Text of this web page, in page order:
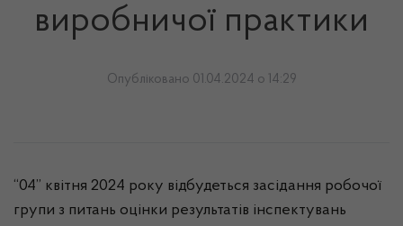
виробничої практики
Опубліковано 01.04.2024 о 14:29
“04” квітня 2024 року відбудеться засідання робочої
групи з питань оцінки результатів інспектувань